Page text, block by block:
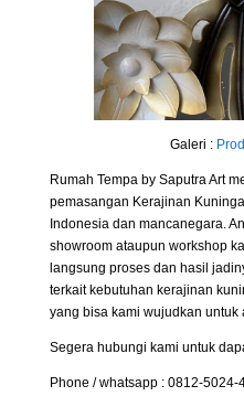
Galeri :
Rumah Tempa by Saputra Art
pemasangan Kerajinan
Indonesia dan mancanegara.
showroom ataupun workshop
langsung proses dan hasil
terkait kebutuhan kerajinan
yang bisa kami wujudkan untuk
Segera hubungi kami untuk
Phone / whatsapp : 0812-5024-